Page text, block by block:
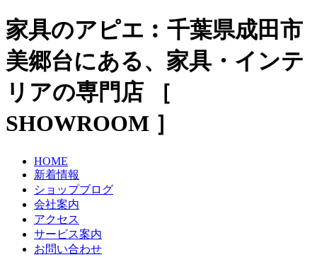
家具のアピエ︰千葉県成田市
美郷台にある、家具・インテ
リアの専門店 ［
SHOWROOM ］
HOME
新着情報
ショップブログ
会社案内
アクセス
サービス案内
お問い合わせ